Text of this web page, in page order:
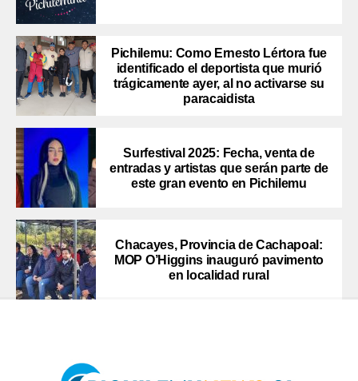
Pichilemu: Como Ernesto Lértora fue
identificado el deportista que murió
trágicamente ayer, al no activarse su
paracaidista
Surfestival 2025: Fecha, venta de
entradas y artistas que serán parte de
este gran evento en Pichilemu
Chacayes, Provincia de Cachapoal:
MOP O’Higgins inauguró pavimento
en localidad rural